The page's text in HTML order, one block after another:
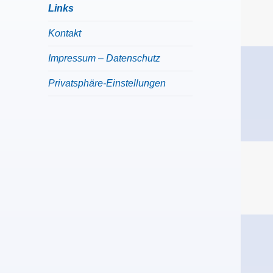
Links
Kontakt
Impressum – Datenschutz
Privatsphäre-Einstellungen